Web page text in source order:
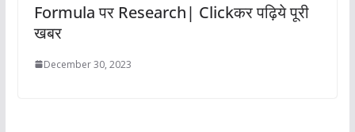
Formula पर Research| Clickकर पढ़िये पूरी
खबर
December 30, 2023